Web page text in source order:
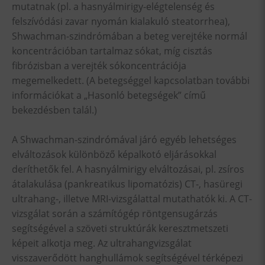
mutatnak (pl. a hasnyálmirigy-elégtelenség és
felszívódási zavar nyomán kialakuló steatorrhea),
Shwachman-szindrómában a beteg verejtéke normál
koncentrációban tartalmaz sókat, míg cisztás
fibrózisban a verejték sókoncentrációja
megemelkedett. (A betegséggel kapcsolatban további
információkat a „Hasonló betegségek” című
bekezdésben talál.)
A Shwachman-szindrómával járó egyéb lehetséges
elváltozások különböző képalkotó eljárásokkal
deríthetők fel. A hasnyálmirigy elváltozásai, pl. zsíros
átalakulása (pankreatikus lipomatózis) CT-, hasüregi
ultrahang-, illetve MRI-vizsgálattal mutathatók ki. A CT-
vizsgálat során a számítógép röntgensugárzás
segítségével a szöveti struktúrák keresztmetszeti
képeit alkotja meg. Az ultrahangvizsgálat
visszaverődött hanghullámok segítségével térképezi